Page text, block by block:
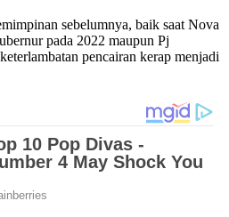
sebelumnya, baik saat Nova
pada 2022 maupun Pj
pencairan kerap menjadi